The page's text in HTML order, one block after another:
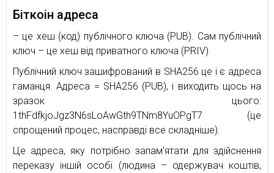
Біткоін адреса
– це хеш (код) публічного ключа (PUB). Сам публічний
ключ – це хеш від приватного ключа (PRIV).
Публічний ключ зашифрований в SHA256 це і є адреса
гаманця. Адреса = SHA256 (PUB), і виходить щось на
зразок цього:
1thFdfkjoJgz3N6sLoAwGth9TNm8YuOPgT7 (це
спрощений процес, насправді все складніше).
Це адреса, яку потрібно запам’ятати для здійснення
переказу іншій особі (людина – одержувач коштів,